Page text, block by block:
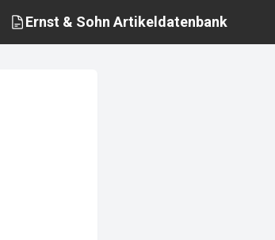
Ernst & Sohn Artikeldatenbank